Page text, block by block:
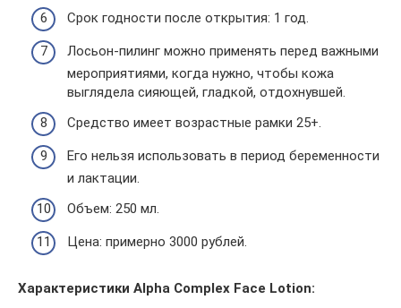
Срок годности после открытия: 1 год.
Лосьон-пилинг можно применять перед важными
мероприятиями, когда нужно, чтобы кожа
выглядела сияющей, гладкой, отдохнувшей.
Средство имеет возрастные рамки 25+.
Его нельзя использовать в период беременности
и лактации.
Объем: 250 мл.
Цена: примерно 3000 рублей.
Характеристики Alpha Complex Face Lotion: